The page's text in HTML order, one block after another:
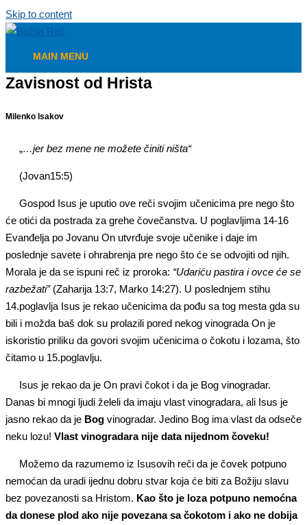
Skip to content
MAIN MENU
Zavisnost od Hrista
Milenko Isakov
„…jer bez mene ne možete činiti ništa“
(Jovan15:5)
Gospod Isus je uputio ove reči svojim učenicima pre nego što
će otići da postrada za grehe čovečanstva. U poglavljima 14-16
Evanđelja po Jovanu On utvrđuje svoje učenike i daje im
poslednje savete i ohrabrenja pre nego što će se odvojiti od njih.
Morala je da se ispuni reč iz proroka: “Udariću pastira i ovce će se
razbežati”(Zaharija 13:7, Marko 14:27). U poslednjem stihu
14.poglavlja Isus je rekao učenicima da pođu sa tog mesta gda su
bili i možda baš dok su prolazili pored nekog vinograda On je
iskoristio priliku da govori svojim učenicima o čokotu i lozama, što
čitamo u 15.poglavlju.
Isus je rekao da je On pravi čokot i da je Bog vinogradar.
Danas bi mnogi ljudi želeli da imaju vlast vinogradara, ali Isus je
jasno rekao da je Bog vinogradar. Jedino Bog ima vlast da odseče
neku lozu! Vlast vinogradara nije data nijednom čoveku!
Možemo da razumemo iz Isusovih reči da je čovek potpuno
nemoćan da uradi ijednu dobru stvar koja će biti za Božiju slavu
bez povezanosti sa Hristom. Kao što je loza potpuno nemoćna
da donese plod ako nije povezana sa čokotom i ako ne dobija